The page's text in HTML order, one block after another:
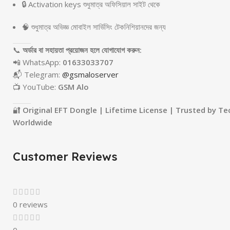
🔒 Activation keys শুধুমাত্র অফিসিয়াল সাইট থেকে
🧠 শুধুমাত্র অভিজ্ঞ মোবাইল সার্ভিসিং টেকনিশিয়ানদের জন্য
📞 অর্ডার বা সহায়তা প্রয়োজন হলে যোগাযোগ করুন:
📲 WhatsApp: 01633033707
📬 Telegram: @gsmaloserver
📺 YouTube: GSM Alo
🔐 Original EFT Dongle | Lifetime License | Trusted by
Worldwide
Customer Reviews
0 reviews